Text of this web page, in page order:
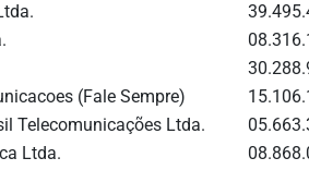
(Fale Sempre)
Telecomunicações Ltda.
Ltda.